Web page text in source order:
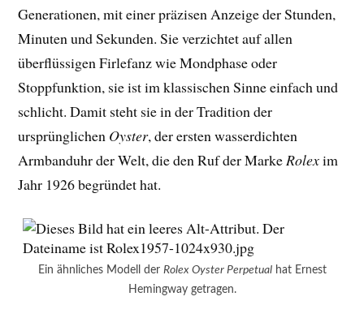
Generationen, mit einer präzisen Anzeige der Stunden,
Minuten und Sekunden. Sie verzichtet auf allen
überflüssigen Firlefanz wie Mondphase oder
Stoppfunktion, sie ist im klassischen Sinne einfach und
schlicht. Damit steht sie in der Tradition der
ursprünglichen Oyster, der ersten wasserdichten
Armbanduhr der Welt, die den Ruf der MarkeRolexim
Jahr 1926 begründet hat.
Ein ähnliches Modell der Rolex Oyster Perpetualhat Ernest
Hemingway getragen.